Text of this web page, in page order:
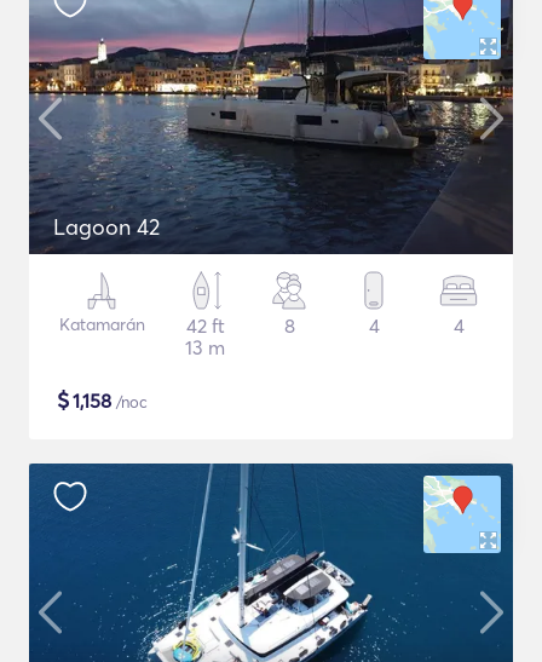
Lagoon 42
Katamarán
42 ft
13 m
8 4 4
$1,158 /noc